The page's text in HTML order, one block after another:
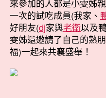
來參加的人都是小雯姊
一次的試吃成員(我家、
好朋友(dj家與老衛以及
雯姊還邀請了自己的熟
福)一起來共襄盛舉！